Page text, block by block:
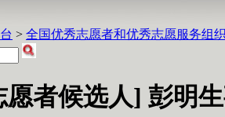
> 全国优秀志愿者和优秀志愿服务组
者候选人] 彭明